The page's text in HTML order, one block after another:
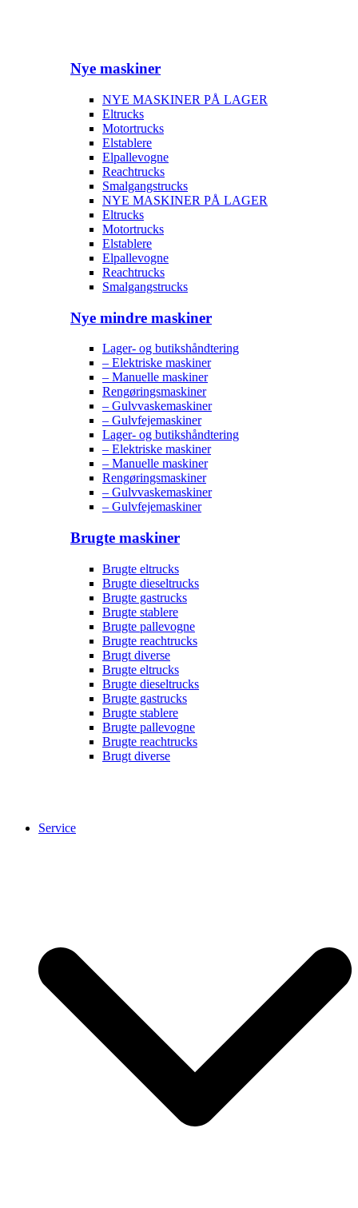
Nye maskiner
NYE MASKINER PÅ LAGER
Eltrucks
Motortrucks
Elstablere
Elpallevogne
Reachtrucks
Smalgangstrucks
NYE MASKINER PÅ LAGER
Eltrucks
Motortrucks
Elstablere
Elpallevogne
Reachtrucks
Smalgangstrucks
Nye mindre maskiner
Lager- og butikshåndtering
– Elektriske maskiner
– Manuelle maskiner
Rengøringsmaskiner
– Gulvvaskemaskiner
– Gulvfejemaskiner
Lager- og butikshåndtering
– Elektriske maskiner
– Manuelle maskiner
Rengøringsmaskiner
– Gulvvaskemaskiner
– Gulvfejemaskiner
Brugte maskiner
Brugte eltrucks
Brugte dieseltrucks
Brugte gastrucks
Brugte stablere
Brugte pallevogne
Brugte reachtrucks
Brugt diverse
Brugte eltrucks
Brugte dieseltrucks
Brugte gastrucks
Brugte stablere
Brugte pallevogne
Brugte reachtrucks
Brugt diverse
Service